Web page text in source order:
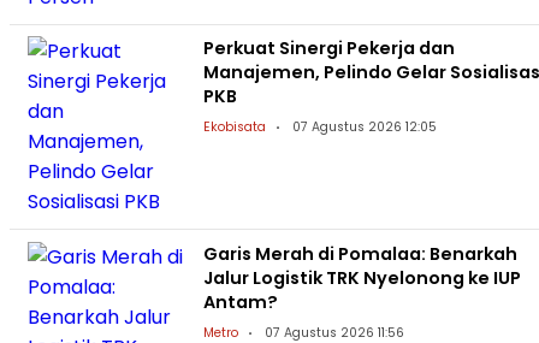
Perkuat Sinergi Pekerja dan
Manajemen, Pelindo Gelar
PKB
Ekobisata 07 Agustus 2026 12:05
Garis Merah di Pomalaa: Benarkah
Jalur Logistik TRK Nyelonong ke IUP
Antam?
Metro 07 Agustus 2026 11:56